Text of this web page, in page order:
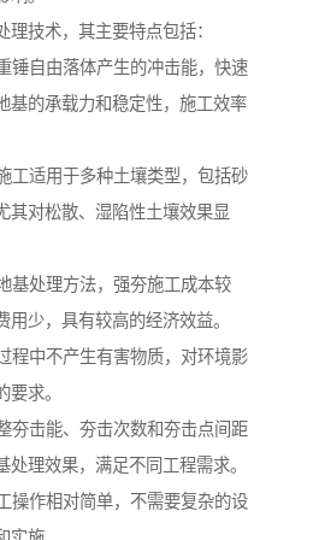
技术，其主要特点包括：
锤自由落体产生的冲击能，快速
基的承载力和稳定性，施工效率
工适用于多种土壤类型，包括砂
其对松散、湿陷性土壤效果显
基处理方法，强夯施工成本较
少，具有较高的经济效益。
程中不产生有害物质，对环境影
求。
夯击能、夯击次数和夯击点间距
处理效果，满足不同工程需求。
操作相对简单，不需要复杂的设